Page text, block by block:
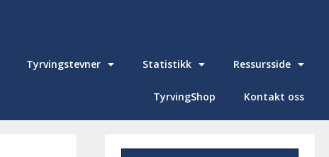
Tyrvingstevner Statistikk Ressursside
TyrvingShop Kontakt oss